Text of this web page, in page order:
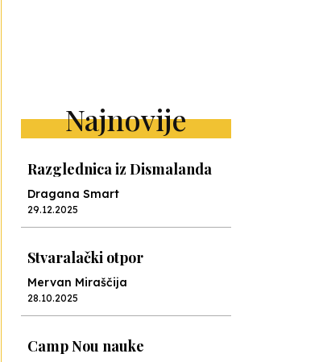
Najnovije
Razglednica iz Dismalanda
Dragana Smart
29.12.2025
Stvaralački otpor
Mervan Miraščija
28.10.2025
Camp Nou nauke